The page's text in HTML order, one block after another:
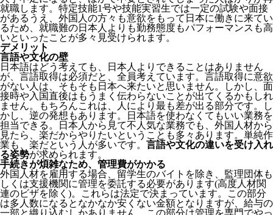
就職します。特定技能1号や技能実習生では一定の試験や面接
があるうえ、外国人の方々も意欲をもって日本に働きに来てい
るため、就職難の日本人よりも勤務態度もパフォーマンスも高
いといったことが多々見受けられます。
デメリット
言語や文化の壁
日本語はどう考えても、日本人よりできることはありません
が、言語取得は必須だと、全員考えています。言語取得に意欲
がない人は、そもそも日本へ来たいと思いません。しかし、面
接時や入国直後はもうまく伝わらないことが出てくるかもしれ
ません。
もちろんこれは、人により最も差が出る部分です。し
かし、逆の発想もあります。日本語を使わなくてもいい業務を
担当できる。日本人から見て不人気な業務でも、外国人材から
見たら、楽だからやりたいということも多々あります。単純作
業も、楽だという人が多いです。 言語や文化の違いを受け入れ
る姿勢が求められます。
手続きが煩雑なため、管理費がかかる
外国人材を雇用する場合、留学生のバイトを除き、 監理団体も
しくは支援機関に管理を委託する必要があります(高度人材関
連のビザを除く)。これらは法定で決まっています。この部分
は多人数になるとなかなか安くない金額となりますが、給与の
一部と織り込むしかありません。この部分は管理を専門でやっ